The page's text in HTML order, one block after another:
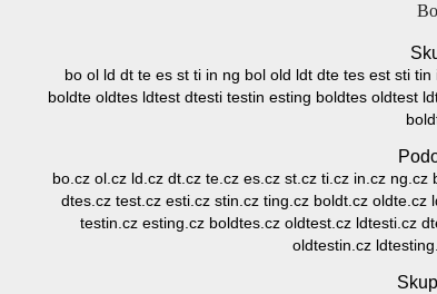
bo ol ld dt te es st ti in ng bol old ldt dte tes est sti
boldte oldtes ldtest dtesti testin esting boldtes oldtest
bo.cz ol.cz ld.cz dt.cz te.cz es.cz st.cz ti.cz in.cz
dtes.cz test.cz esti.cz stin.cz ting.cz boldt.cz
testin.cz esting.cz boldtes.cz oldtest.cz ldtesti.cz
oldtestin.cz